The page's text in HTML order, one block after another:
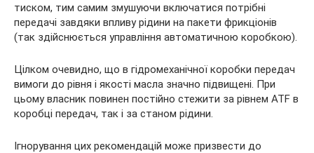
тиском, тим самим змушуючи включатися потрібні
передачі завдяки впливу рідини на пакети фрикціонів
(так здійснюється управління автоматичною коробкою).
Цілком очевидно, що в гідромеханічної коробки передач
вимоги до рівня і якості масла значно підвищені. При
цьому власник повинен постійно стежити за рівнем ATF в
коробці передач, так і за станом рідини.
Ігнорування цих рекомендацій може призвести до